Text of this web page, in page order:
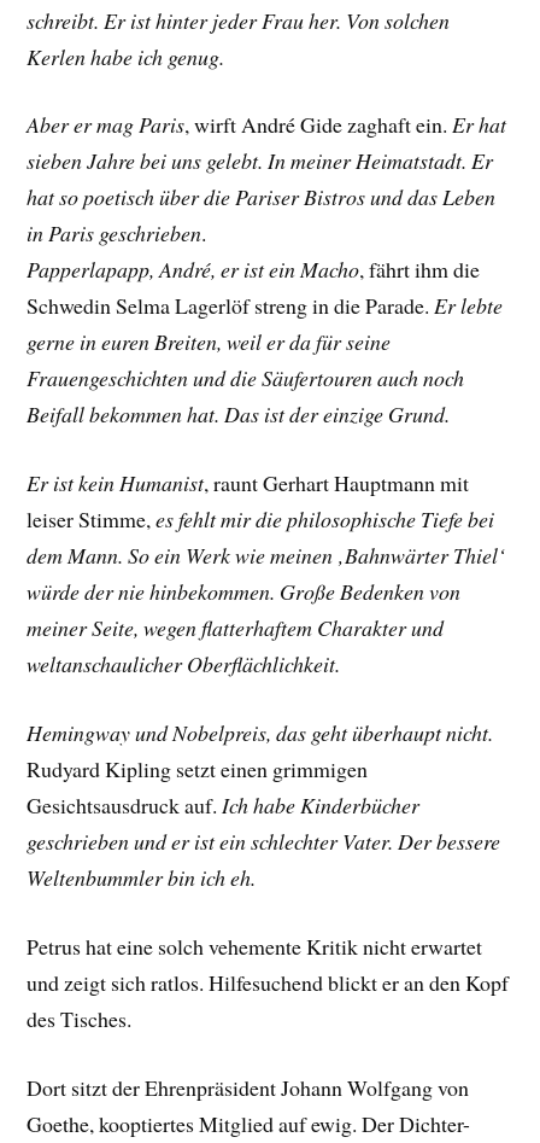
schreibt. Er ist hinter jeder Frau her. Von solchen
Kerlen habe ich genug.
Aber er mag Paris, wirft André Gide zaghaft ein.Er hat
sieben Jahre bei uns gelebt. In meiner Heimatstadt. Er
hat so poetisch über die Pariser Bistros und das Leben
in Paris geschrieben.
Papperlapapp, André, er ist ein Macho, fährt ihm die
SchwedinSelma Lagerlöf strengin die Parade.Er lebte
gerne in euren Breiten, weil er da für seine
Frauengeschichten und die Säufertouren auch noch
Beifall bekommen hat. Das ist der einzige Grund.
Er ist kein Humanist, rauntGerhart Hauptmannmit
leiser Stimme,es fehlt mir die philosophische Tiefe bei
dem Mann. So ein Werk wie meinen ‚Bahnwärter Thiel‘
würde der nie hinbekommen. Große Bedenken von
meiner Seite, wegen flatterhaftem Charakter und
weltanschaulicher Oberflächlichkeit.
Hemingway und Nobelpreis, das geht überhaupt nicht.
Rudyard Kipling setzt einen grimmigen
Gesichtsausdruck auf.Ich habe Kinderbücher
geschrieben und er ist ein schlechter Vater. Der bessere
Weltenbummler bin ich eh.
Petrus hat eine solch vehemente Kritik nicht erwartet
und zeigt sich ratlos. Hilfesuchend blickt er an den Kopf
des Tisches.
Dort sitzt der Ehrenpräsident Johann Wolfgang von
Goethe, kooptiertes Mitglied auf ewig. Der Dichter-